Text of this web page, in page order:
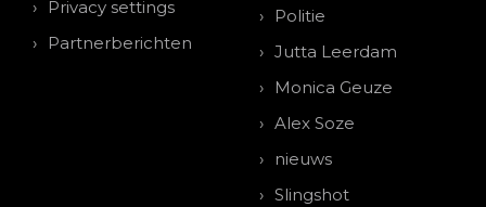
Privacy settings
Partnerberichten
Politie
Jutta Leerdam
Monica Geuze
Alex Soze
nieuws
Slingshot